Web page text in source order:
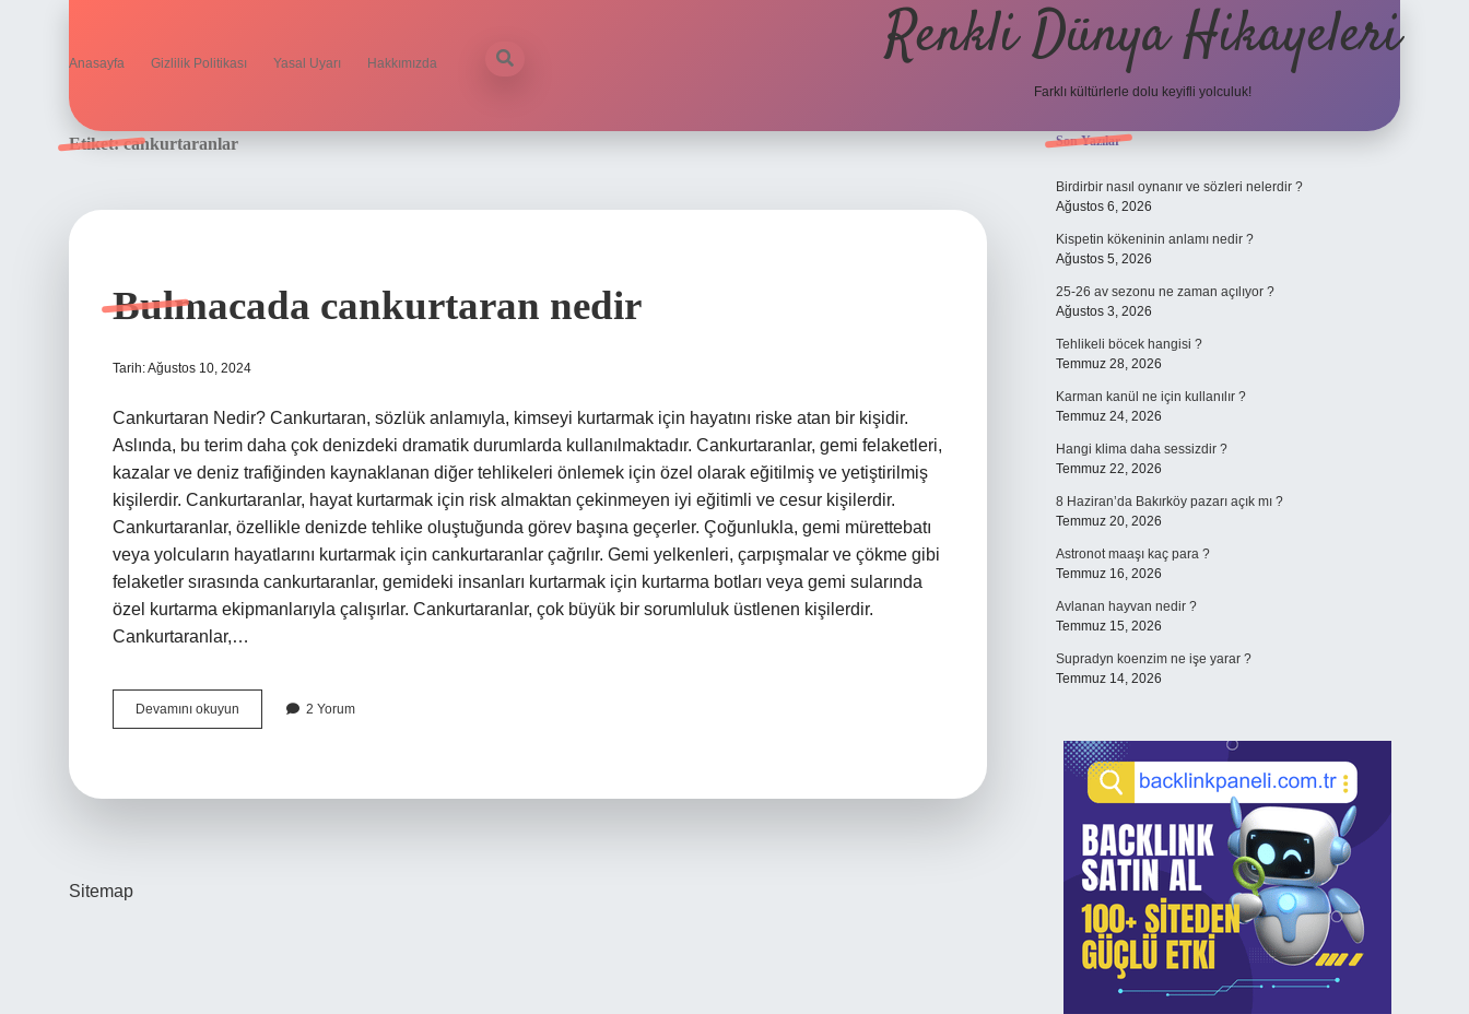
Anasayfa Gizlilik Politikası Yasal Uyarı Hakkımızda Renkli Dünya Hikayeleri
Farklı kültürlerle dolu keyifli yolculuk!
Etiket:cankurtaranlar
Bulmacada cankurtaran nedir
Tarih: Ağustos 10, 2024
Cankurtaran Nedir? Cankurtaran, sözlük anlamıyla, kimseyi kurtarmak için hayatını riske atan bir kişidir.
Aslında, bu terim daha çok denizdeki dramatik durumlarda kullanılmaktadır. Cankurtaranlar, gemi felaketleri,
kazalar ve deniz trafiğinden kaynaklanan diğer tehlikeleri önlemek için özel olarak eğitilmiş ve yetiştirilmiş
kişilerdir. Cankurtaranlar, hayat kurtarmak için risk almaktan çekinmeyen iyi eğitimli ve cesur kişilerdir.
Cankurtaranlar, özellikle denizde tehlike oluştuğunda görev başına geçerler. Çoğunlukla, gemi mürettebatı
veya yolcuların hayatlarını kurtarmak için cankurtaranlar çağrılır. Gemi yelkenleri, çarpışmalar ve çökme gibi
felaketler sırasında cankurtaranlar, gemideki insanları kurtarmak için kurtarma botları veya gemi sularında
özel kurtarma ekipmanlarıyla çalışırlar. Cankurtaranlar, çok büyük bir sorumluluk üstlenen kişilerdir.
Cankurtaranlar,…
Devamını okuyun Bulmacada
cankurtaran
2 Yorum
Sitemap
Sidebar
Son Yazılar
Birdirbir nasıl oynanır ve sözleri nelerdir ?
Ağustos 6, 2026
Kispetin kökeninin anlamı nedir ?
Ağustos 5, 2026
25-26 av sezonu ne zaman açılıyor ?
Ağustos 3, 2026
Tehlikeli böcek hangisi ?
Temmuz 28, 2026
Karman kanül ne için kullanılır ?
Temmuz 24, 2026
Hangi klima daha sessizdir ?
Temmuz 22, 2026
8 Haziran’da Bakırköy pazarı açık mı ?
Temmuz 20, 2026
Astronot maaşı kaç para ?
Temmuz 16, 2026
Avlanan hayvan nedir ?
Temmuz 15, 2026
Supradyn koenzim ne işe yarar ?
Temmuz 14, 2026